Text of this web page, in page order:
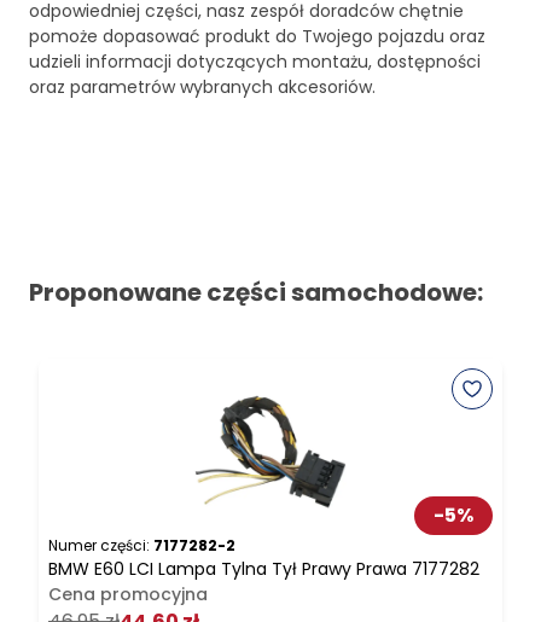
odpowiedniej części, nasz zespół doradców chętnie
pomoże dopasować produkt do Twojego pojazdu oraz
udzieli informacji dotyczących montażu, dostępności
oraz parametrów wybranych akcesoriów.
Proponowane części samochodowe:
-5%
Numer części: 7177282-2
BMW E60 LCI Lampa Tylna Tył Prawy Prawa 7177282
Cena promocyjna